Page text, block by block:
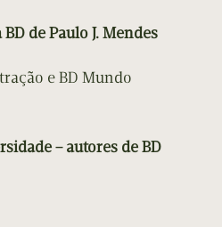
de Paulo J. Mendes
e BD Mundo
– autores de BD